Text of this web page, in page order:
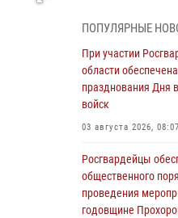
пресекли условное
лагерь «Солнышко»
07 августа 2026, 07:39
Белгородским
о роли физической
07 августа 2026,
Подвиги
в новой музейной
ПОПУЛЯРНЫЕ
При участии
области
празднования Дня
войск
03 августа 2026, 08:07
Росгвардейцы
общественного
проведения
годовщине